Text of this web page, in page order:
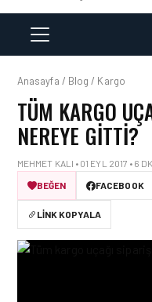
Anasayfa / Blog / Kargo
TÜM KARGO
NEREYE GITTI?
MEHMET KALI • 01 EYL 2017 • 6
BEĞEN
FACEBOOK
LINK KOPYALA